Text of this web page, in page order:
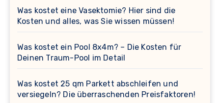
Was kostet eine Vasektomie? Hier sind die
Kosten und alles, was Sie wissen müssen!
Was kostet ein Pool 8x4m? – Die Kosten für
Deinen Traum-Pool im Detail
Was kostet 25 qm Parkett abschleifen und
versiegeln? Die überraschenden Preisfaktoren!